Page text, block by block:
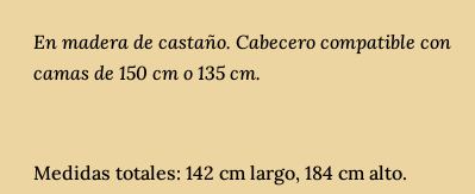
En madera de castaño. Cabecero compatible con
camas de 150 cm o 135 cm.
Medidas totales: 142 cm largo, 184 cm alto.